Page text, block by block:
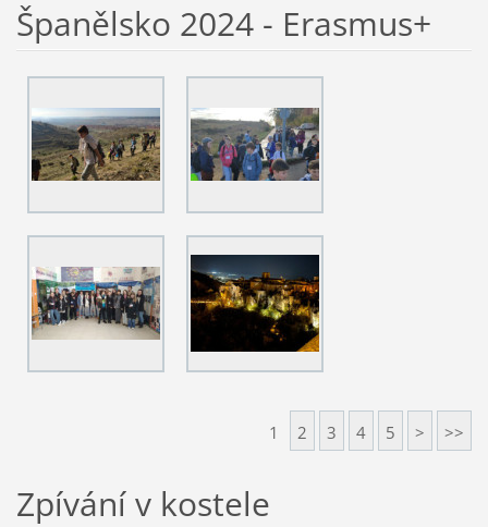
Španělsko 2024 - Erasmus+
1 2 3 4 5 > >>
Zpívání v kostele